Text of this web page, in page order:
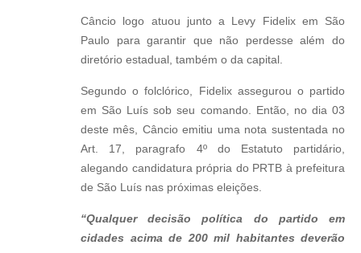
Câncio logo atuou junto a Levy Fidelix em São
Paulo para garantir que não perdesse além do
diretório estadual, também o da capital.
Segundo o folclórico, Fidelix assegurou o partido
em São Luís sob seu comando. Então, no dia 03
deste mês, Câncio emitiu uma nota sustentada no
Art. 17, paragrafo 4º do Estatuto partidário,
alegando candidatura própria do PRTB à prefeitura
de São Luís nas próximas eleições.
“Qualquer decisão política do partido em
cidades acima de 200 mil habitantes deverão